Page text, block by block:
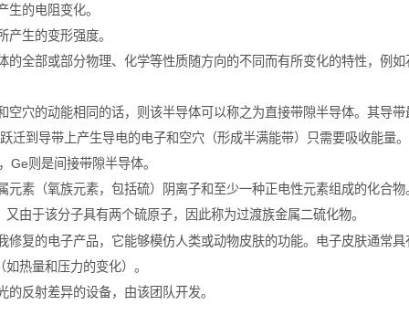
的电阻变化。
生的变形强度。
全部或部分物理、化学等性质随方向的不同而有所变化的特性，例如
穴的动能相同的话，则该半导体可以称之为直接带隙半导体。其导带
迁到导带上产生导电的电子和空穴（形成半满能带）只需要吸收能量
Ge则是间接带隙半导体。
素（氧族元素，包括硫）阴离子和至少一种正电性元素组成的化合物
由于该分子具有两个硫原子，因此称为过渡族金属二硫化物。
复的电子产品，它能够模仿人类或动物皮肤的功能。电子皮肤通常具
热量和压力的变化）。
反射差异的设备，由该团队开发。